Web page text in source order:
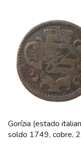
Gorízia (estado
soldo 1749, cobre,